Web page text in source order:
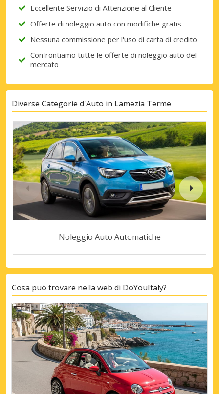
Eccellente Servizio di Attenzione al Cliente
Offerte di noleggio auto con modifiche gratis
Nessuna commissione per l'uso di carta di credito
Confrontiamo tutte le offerte di noleggio auto del
mercato
Diverse Categorie d'Auto in Lamezia Terme
Noleggio Auto Automatiche
Cosa può trovare nella web di DoYouItaly?